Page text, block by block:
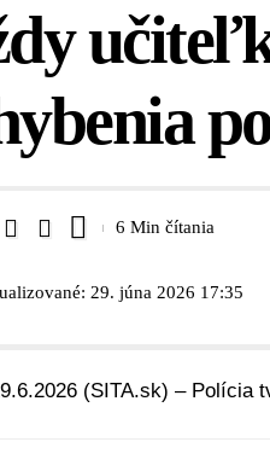
29. júna 2026 17:35
6 Min čítania
(SITA.sk) – Polícia